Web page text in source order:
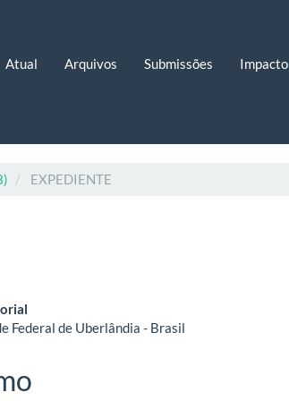
Atual Arquivos Submissões Impacto
EXPEDIENTE
Federal de Uberlândia - Brasil